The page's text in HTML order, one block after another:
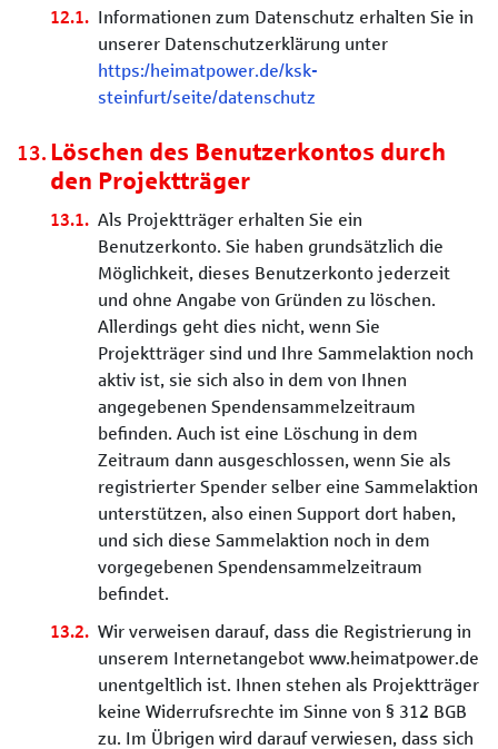
Informationen zum Datenschutz erhalten Sie in
unserer Datenschutzerklärung unter
https:/heimatpower.de/ksk-
steinfurt/seite/datenschutz
Löschen des Benutzerkontos durch
den Projektträger
Als Projektträger erhalten Sie ein
Benutzerkonto. Sie haben grundsätzlich die
Möglichkeit, dieses Benutzerkonto jederzeit
und ohne Angabe von Gründen zu löschen.
Allerdings geht dies nicht, wenn Sie
Projektträger sind und Ihre Sammelaktion noch
aktiv ist, sie sich also in dem von Ihnen
angegebenen Spendensammelzeitraum
befinden. Auch ist eine Löschung in dem
Zeitraum dann ausgeschlossen, wenn Sie als
registrierter Spender selber eine Sammelaktion
unterstützen, also einen Support dort haben,
und sich diese Sammelaktion noch in dem
vorgegebenen Spendensammelzeitraum
befindet.
Wir verweisen darauf, dass die Registrierung in
unserem Internetangebot www.heimatpower.de
unentgeltlich ist. Ihnen stehen als Projektträger
keine Widerrufsrechte im Sinne von § 312 BGB
zu. Im Übrigen wird darauf verwiesen, dass sich